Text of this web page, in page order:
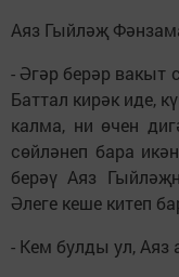
Аяз Гыйләҗ
- Әгәр берәр вакыт
Баттал кирәк иде,
калма, ни өчен
сөйләнеп бара
берәү Аяз
Әлеге кеше китеп
- Кем булды ул, Аяз